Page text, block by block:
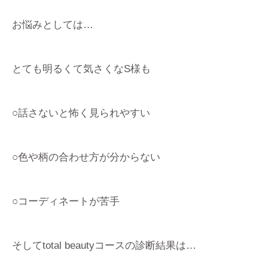
お悩みとしては…
とても明るくて気さくなS様も
○話さないと怖く見られやすい
○色や柄の合わせ方が分からない
○コーディネートが苦手
そしてtotal beautyコースの診断結果は…